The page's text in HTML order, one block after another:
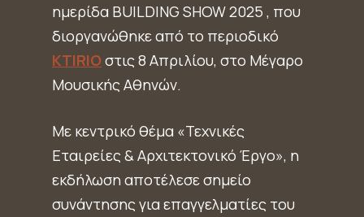
ημερίδα BUILDING SHOW 2025 , που
διοργανώθηκε από το περιοδικό
KTIRIOστις 8 Απριλίου, στο Μέγαρο
Μουσικής Αθηνών.
Με κεντρικό θέμα «Τεχνικές
Εταιρείες & Αρχιτεκτονικό Έργο», η
εκδήλωση αποτέλεσε σημείο
συνάντησης για επαγγελματίες του